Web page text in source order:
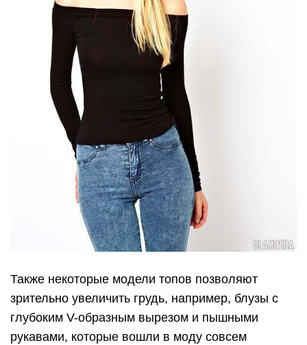
Также некоторые модели топов позволяют
зрительно увеличить грудь, например, блузы с
глубоким V-образным вырезом и пышными
рукавами, которые вошли в моду совсем